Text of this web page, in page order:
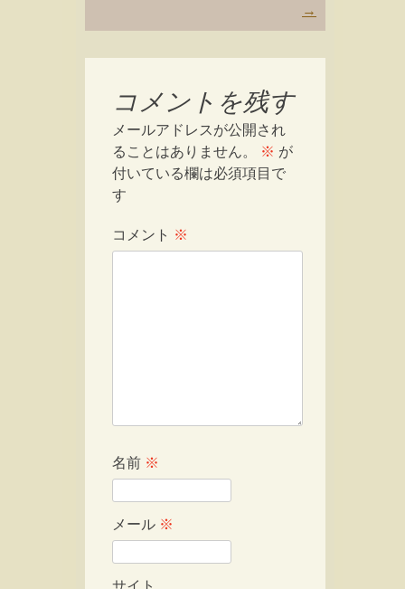
→
コメントを残す
メールアドレスが公開され
ることはありません。
※ が
付いている欄は必須項目で
す
コメント ※
名前 ※
メール ※